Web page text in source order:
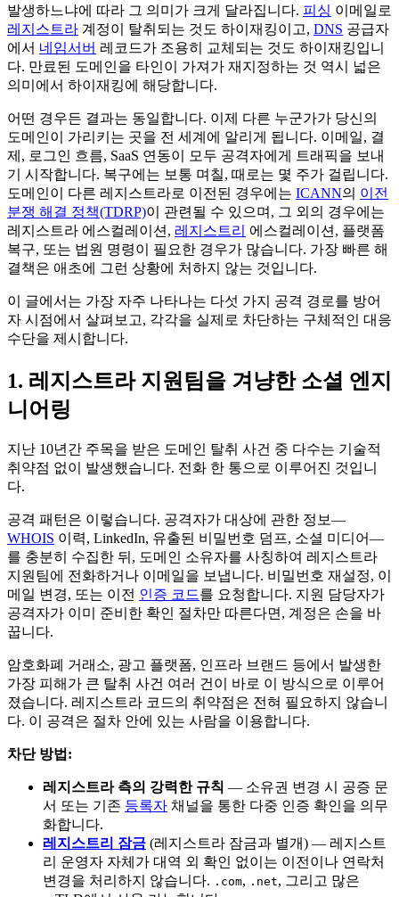
발생하느냐에 따라 그 의미가 크게 달라집니다. 피싱 이메일로
레지스트라 계정이 탈취되는 것도 하이재킹이고, DNS 공급자
에서 네임서버 레코드가 조용히 교체되는 것도 하이재킹입니
다. 만료된 도메인을 타인이 가져가 재지정하는 것 역시 넓은
의미에서 하이재킹에 해당합니다.
어떤 경우든 결과는 동일합니다. 이제 다른 누군가가 당신의
도메인이 가리키는 곳을 전 세계에 알리게 됩니다. 이메일, 결
제, 로그인 흐름, SaaS 연동이 모두 공격자에게 트래픽을 보내
기 시작합니다. 복구에는 보통 며칠, 때로는 몇 주가 걸립니다.
도메인이 다른 레지스트라로 이전된 경우에는 ICANN의 이전
분쟁 해결 정책(TDRP)이 관련될 수 있으며, 그 외의 경우에는
레지스트라 에스컬레이션, 레지스트리 에스컬레이션, 플랫폼
복구, 또는 법원 명령이 필요한 경우가 많습니다. 가장 빠른 해
결책은 애초에 그런 상황에 처하지 않는 것입니다.
이 글에서는 가장 자주 나타나는 다섯 가지 공격 경로를 방어
자 시점에서 살펴보고, 각각을 실제로 차단하는 구체적인 대응
수단을 제시합니다.
1. 레지스트라 지원팀을 겨냥한 소셜 엔지
니어링
지난 10년간 주목을 받은 도메인 탈취 사건 중 다수는 기술적
취약점 없이 발생했습니다. 전화 한 통으로 이루어진 것입니
다.
공격 패턴은 이렇습니다. 공격자가 대상에 관한 정보—
WHOIS 이력, LinkedIn, 유출된 비밀번호 덤프, 소셜 미디어—
를 충분히 수집한 뒤, 도메인 소유자를 사칭하여 레지스트라
지원팀에 전화하거나 이메일을 보냅니다. 비밀번호 재설정, 이
메일 변경, 또는 이전 인증 코드를 요청합니다. 지원 담당자가
공격자가 이미 준비한 확인 절차만 따른다면, 계정은 손을 바
꿉니다.
암호화폐 거래소, 광고 플랫폼, 인프라 브랜드 등에서 발생한
가장 피해가 큰 탈취 사건 여러 건이 바로 이 방식으로 이루어
졌습니다. 레지스트라 코드의 취약점은 전혀 필요하지 않습니
다. 이 공격은 절차 안에 있는 사람을 이용합니다.
차단 방법:
레지스트라 측의 강력한 규칙 — 소유권 변경 시 공증 문
서 또는 기존 등록자 채널을 통한 다중 인증 확인을 의무
화합니다.
레지스트리 잠금 (레지스트라 잠금과 별개) — 레지스트
리 운영자 자체가 대역 외 확인 없이는 이전이나 연락처
변경을 처리하지 않습니다. .com, .net, 그리고 많은